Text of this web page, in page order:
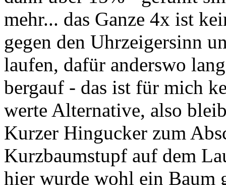
mehr... das Ganze 4x ist
gegen den Uhrzeigersinn
laufen, dafür anderswo
bergauf - das ist für mich
werte Alternative, also
Kurzer Hingucker zum
Kurzbaumstupf auf dem
hier wurde wohl ein Baum